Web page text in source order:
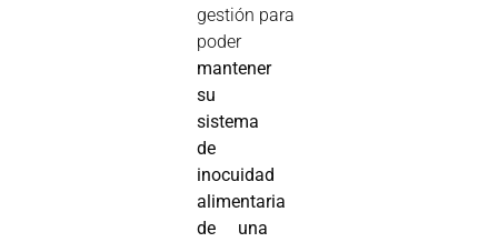
gestión para
poder
mantener
su
sistema
de
inocuidad
alimentaria
de una